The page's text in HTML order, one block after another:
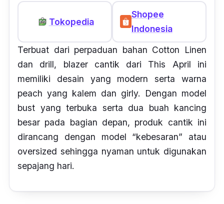
Tokopedia
Shopee
Indonesia
Terbuat dari perpaduan bahan Cotton Linen
dan drill, blazer cantik dari This April ini
memiliki desain yang modern serta warna
peach yang kalem dan girly. Dengan model
bust yang terbuka serta dua buah kancing
besar pada bagian depan, produk cantik ini
dirancang dengan model “kebesaran” atau
oversized sehingga nyaman untuk digunakan
sepajang hari.